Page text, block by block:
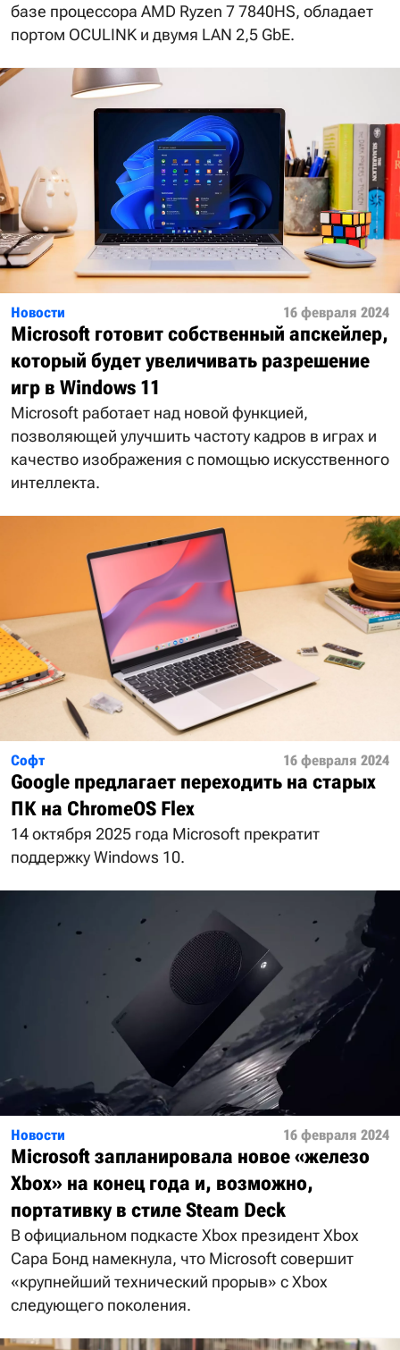
базе процессора AMD Ryzen 7 7840HS, обладает
портом OCULINK и двумя LAN 2,5 GbE.
Новости 16 февраля 2024
Microsoft готовит собственный апскейлер,
который будет увеличивать разрешение
игр в Windows 11
Microsoft работает над новой функцией,
позволяющей улучшить частоту кадров в играх и
качество изображения с помощью искусственного
интеллекта.
Софт 16 февраля 2024
Google предлагает переходить на старых
ПК на ChromeOS Flex
14 октября 2025 года Microsoft прекратит
поддержку Windows 10.
Новости 16 февраля 2024
Microsoft запланировала новое «железо
Xbox» на конец года и, возможно,
портативку в стиле Steam Deck
В официальном подкасте Xbox президент Xbox
Сара Бонд намекнула, что Microsoft совершит
«крупнейший технический прорыв» с Xbox
следующего поколения.